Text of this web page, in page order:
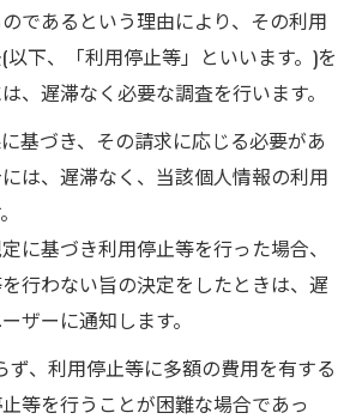
であるという理由により、その利用
下、「利用停止等」といいます。)を
、遅滞なく必要な調査を行います。
基づき、その請求に応じる必要があ
は、遅滞なく、当該個人情報の利用
に基づき利用停止等を行った場合、
行わない旨の決定をしたときは、遅
ザーに通知します。
ず、利用停止等に多額の費用を有する
等を行うことが困難な場合であっ